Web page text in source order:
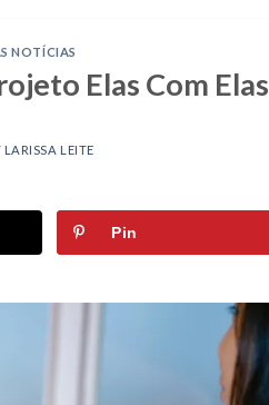
NOTÍCIAS
Elas Com Elas
LARISSA LEITE
Pin